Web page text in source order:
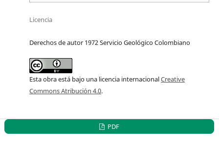
Licencia
Derechos de autor 1972 Servicio Geológico Colombiano
Esta obra está bajo una licencia internacionalCreative
Commons Atribución 4.0.
PDF